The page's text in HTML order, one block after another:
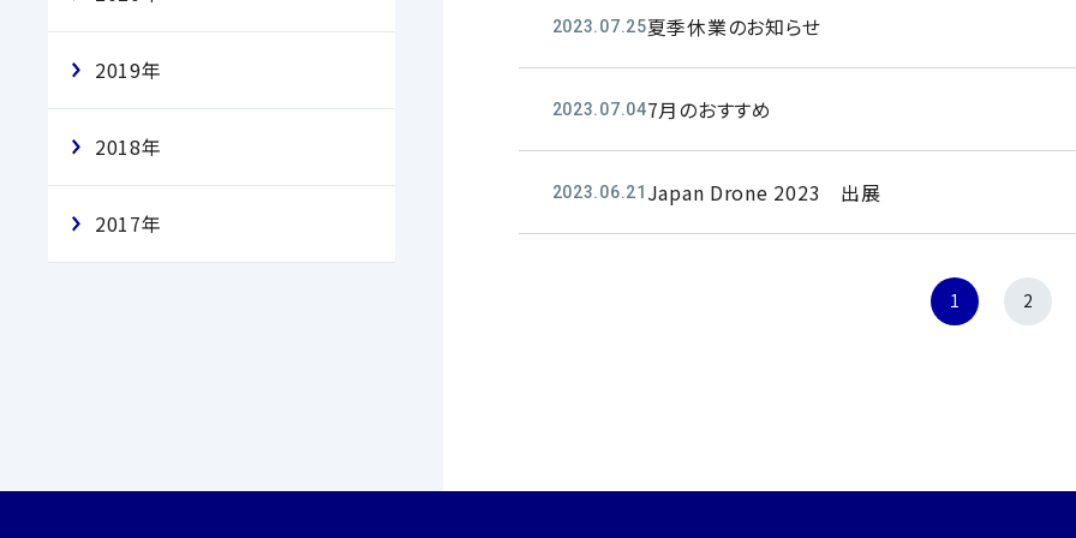
2023.07.25夏季休業のお知らせ
2023.07.047月のおすすめ
2023.06.21 Japan Drone 2023 出展
1 2
2019年
2018年
2017年